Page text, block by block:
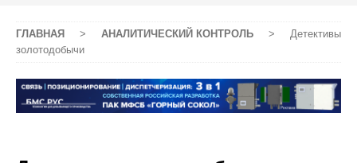
ГЛАВНАЯ > АНАЛИТИЧЕСКИЙ КОНТРОЛЬ >
Детективы
золотодобычи